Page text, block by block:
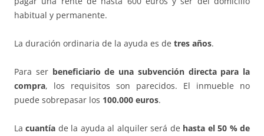
habitual y permanente.
La duración ordinaria de la ayuda es de tres años.
Para ser beneficiario de una subvención directa para la
compra, los requisitos son parecidos. El inmueble no
puede sobrepasar los 100.000 euros.
Lacuantía de la ayuda al alquiler será de hasta el 50 % de